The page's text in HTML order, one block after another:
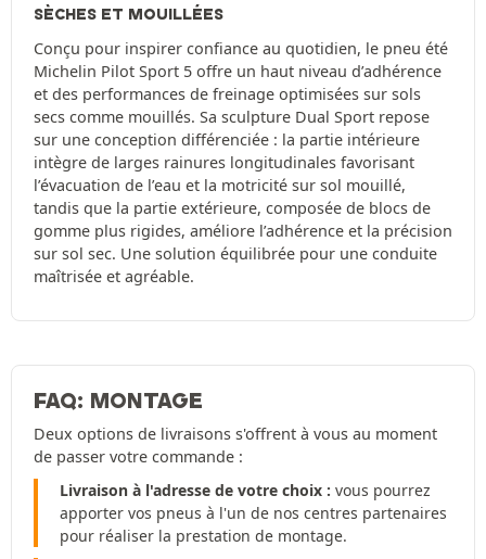
SÈCHES ET MOUILLÉES
Conçu pour inspirer confiance au quotidien, le pneu été
Michelin Pilot Sport 5 offre un haut niveau d’adhérence
et des performances de freinage optimisées sur sols
secs comme mouillés. Sa sculpture Dual Sport repose
sur une conception différenciée : la partie intérieure
intègre de larges rainures longitudinales favorisant
l’évacuation de l’eau et la motricité sur sol mouillé,
tandis que la partie extérieure, composée de blocs de
gomme plus rigides, améliore l’adhérence et la précision
sur sol sec. Une solution équilibrée pour une conduite
maîtrisée et agréable.
FAQ: MONTAGE
Deux options de livraisons s'offrent à vous au moment
de passer votre commande :
Livraison à l'adresse de votre choix : vous pourrez
apporter vos pneus à l'un de nos centres partenaires
pour réaliser la prestation de montage.